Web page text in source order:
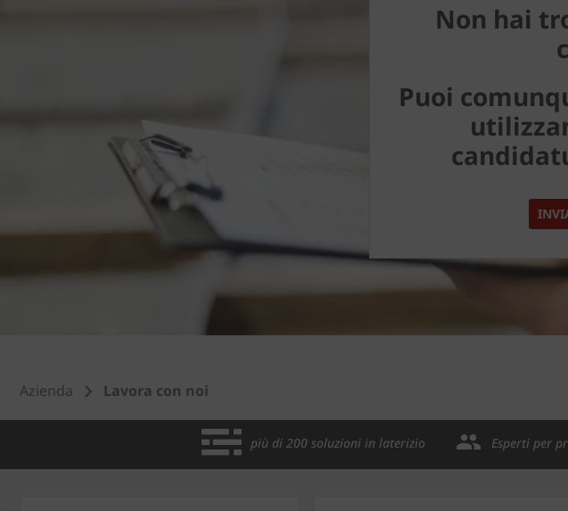
Non hai
Puoi
Azienda Lavora con noi
più di 200 soluzioni in laterizio Esperti per